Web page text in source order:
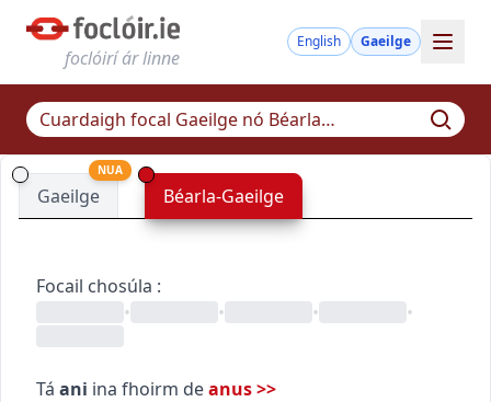
foclóirí ár linne
English Gaeilge
Gaeilge
NUA
Béarla-Gaeilge
Focail chosúla :
•
• • •
Tá ani ina fhoirm deanus>>